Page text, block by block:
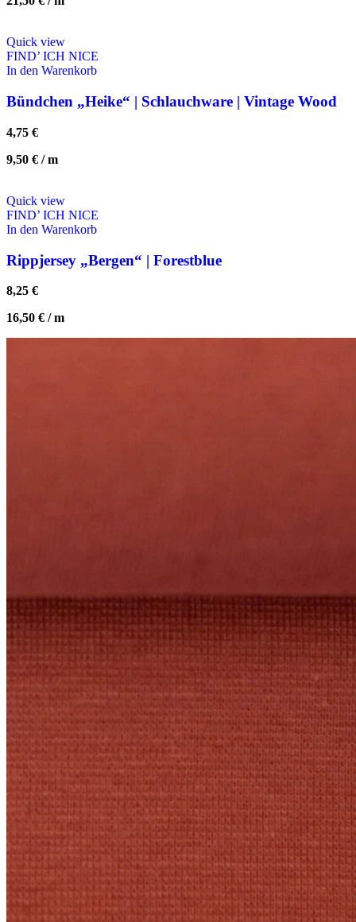
Quick view
FIND’ ICH NICE
In den Warenkorb
Bündchen „Heike“ | Schlauchware | Vintage Wood
4,75 €
9,50 € /m
Quick view
FIND’ ICH NICE
In den Warenkorb
Rippjersey „Bergen“ | Forestblue
8,25 €
16,50 € /m